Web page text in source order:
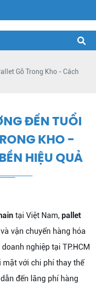
Gỗ Trong Kho - Cách
ĐẾN TUỔI
KHO -
HIỆU QUẢ
tại Việt Nam, pallet
vận chuyển hàng hóa
nghiệp tại TP.HCM
mặt với chi phí thay thế
đến lãng phí hàng